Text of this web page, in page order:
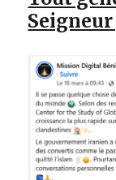
Seigneur